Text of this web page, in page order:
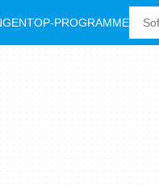
TOP-PROGRAMME